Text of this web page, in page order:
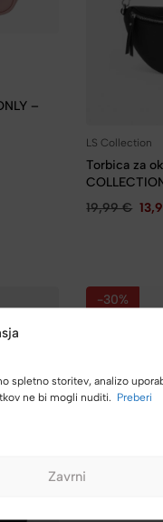
spletno storitev, analizo
ne bi mogli nuditi. Preberi
Zavrni
–
LS Collection
Torbica za
19,99€
-30%